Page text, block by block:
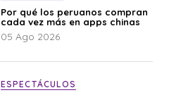
Por qué los peruanos compran
cada vez más en apps chinas
05 Ago 2026
ESPECTÁCULOS